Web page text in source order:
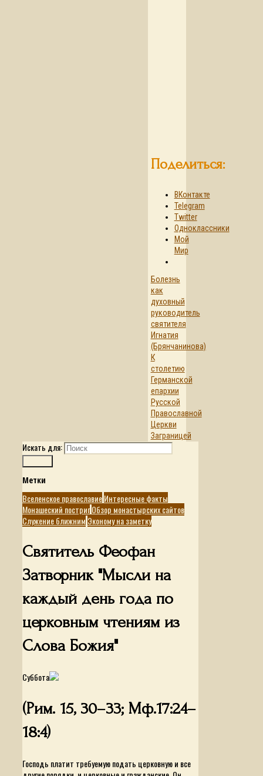
Поделиться:
ВКонтакте
Telegram
Twitter
Одноклассники
Мой
Мир
Болезнь
как
духовный
руководитель
святителя
Игнатия
(Брянчанинова)
К
столетию
Германской
епархии
Русской
Православной
Церкви
Заграницей
Искать для:
Метки
Вселенское православиеИнтересные факты
Монашеский постригОбзор монастырских сайтов
Служение ближним Эконому на заметку
Святитель Феофан
Затворник "Мысли на
каждый день года по
церковным чтениям из
Слова Божия"
Суббота
(Рим. 15, 30–33; Мф.17:24–
18:4)
Господь платит требуемую подать церковную и все